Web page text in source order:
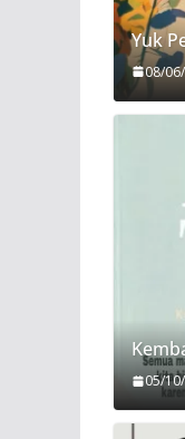
Yuk
08/
05/